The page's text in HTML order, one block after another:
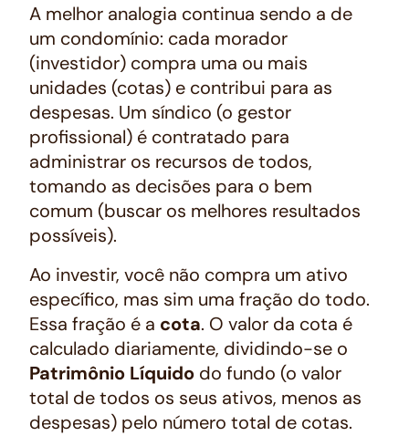
A melhor analogia continua sendo a de
um condomínio: cada morador
(investidor) compra uma ou mais
unidades (cotas) e contribui para as
despesas. Um síndico (o gestor
profissional) é contratado para
administrar os recursos de todos,
tomando as decisões para o bem
comum (buscar os melhores resultados
possíveis).
Ao investir, você não compra um ativo
específico, mas sim uma fração do todo.
Essa fração é a cota. O valor da cota é
calculado diariamente, dividindo-se o
Patrimônio Líquido do fundo (o valor
total de todos os seus ativos, menos as
despesas) pelo número total de cotas.